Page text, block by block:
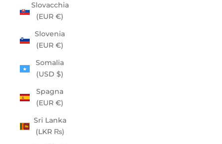
Slovacchia
(EUR €)
Slovenia
(EUR €)
Somalia
(USD $)
Spagna
(EUR €)
Sri Lanka
(LKR ₨)